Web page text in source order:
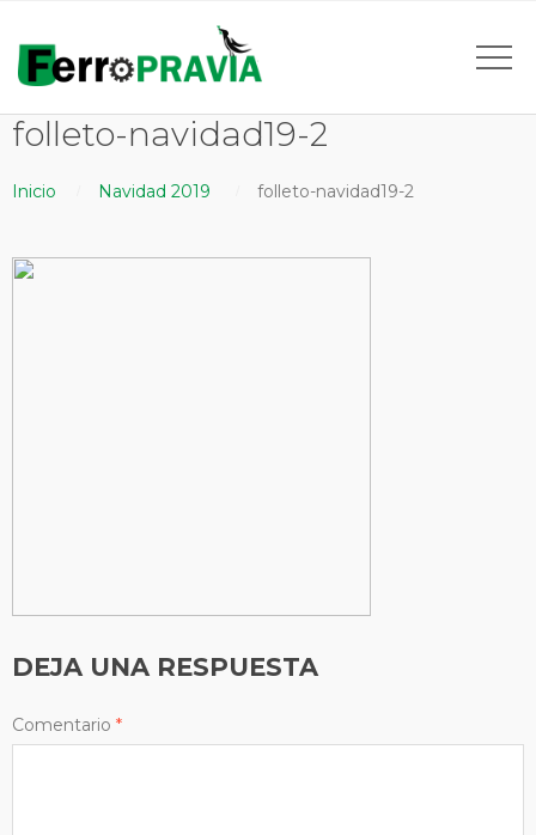
folleto-navidad19-2
Inicio Navidad 2019 folleto-navidad19-2
DEJA UNA RESPUESTA
Comentario *